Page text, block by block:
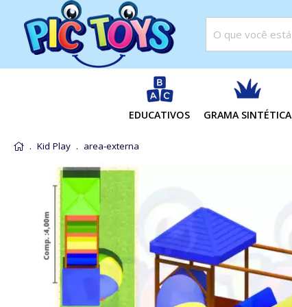
EDUCATIVOS GRAMA SINTÉTICA
Kid Play area-externa